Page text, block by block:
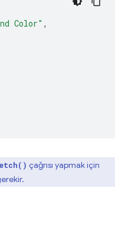
Color" ,
çağrısı yapmak için